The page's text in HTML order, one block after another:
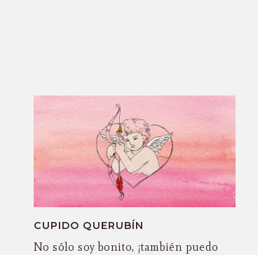
CUPIDO QUERUBÍN
No sólo soy bonito, ¡también puedo